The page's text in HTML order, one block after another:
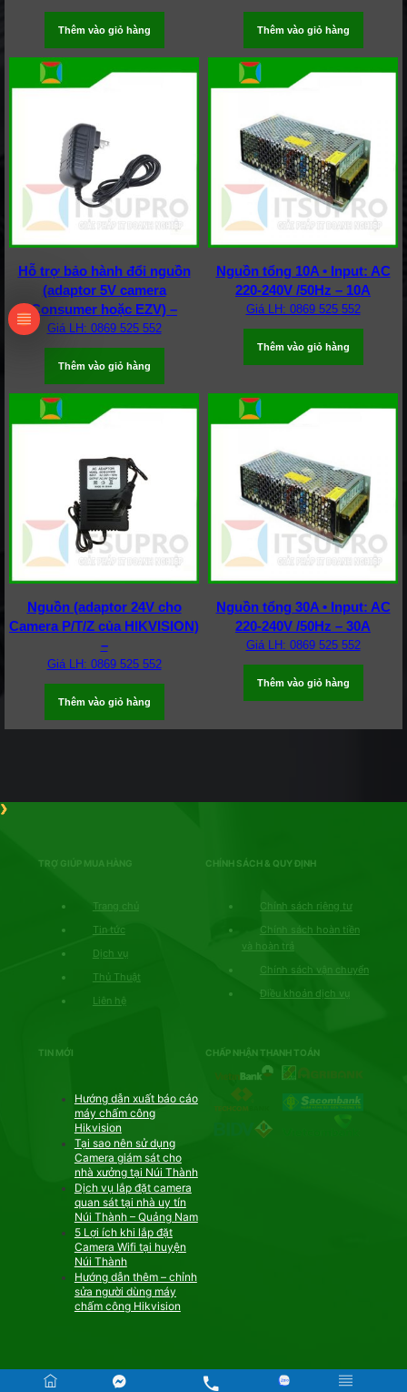
Thêm vào giỏ hàng Thêm vào giỏ hàng
Hỗ trợ bảo hành đổi nguồn
(adaptor 5V camera
Consumer hoặc EZV) –
Giá LH: 0869 525 552
Thêm vào giỏ hàng
Nguồn tổng 10A • Input: AC
220-240V /50Hz – 10A
Giá LH: 0869 525 552
Thêm vào giỏ hàng
Nguồn (adaptor 24V cho
Camera P/T/Z của HIKVISION)
–
Giá LH: 0869 525 552
Thêm vào giỏ hàng
Nguồn tổng 30A • Input: AC
220-240V /50Hz – 30A
Giá LH: 0869 525 552
Thêm vào giỏ hàng
TRỢ GIÚP MUA HÀNG
Trang chủ
Tin tức
Dịch vụ
Thủ Thuật
Liên hệ
CHÍNH SÁCH & QUY ĐỊNH
Chính sách riêng tư
Chính sách hoàn tiền
và hoàn trả
Chính sách vận chuyển
Điều khoản dịch vụ
TIN MỚI
Hướng dẫn xuất báo cáo
máy chấm công
Hikvision
Tại sao nên sử dụng
Camera giám sát cho
nhà xưởng tại Núi Thành
Dịch vụ lắp đặt camera
quan sát tại nhà uy tín
Núi Thành – Quảng Nam
5 Lợi ích khi lắp đặt
Camera Wifi tại huyện
Núi Thành
Hướng dẫn thêm – chỉnh
sửa người dùng máy
chấm công Hikvision
CHẤP NHẬN THANH TOÁN